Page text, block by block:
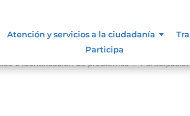
Atención y servicios a la ciudadanía
Participa
e identificación de problemas